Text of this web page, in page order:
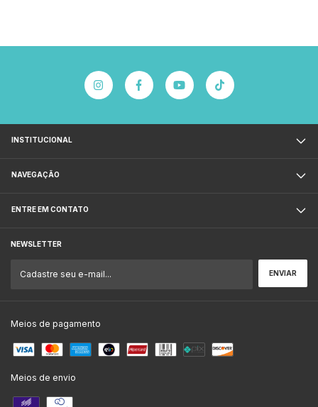
INSTITUCIONAL
NAVEGAÇÃO
ENTRE EM CONTATO
NEWSLETTER
Meios de pagamento
Meios de envio